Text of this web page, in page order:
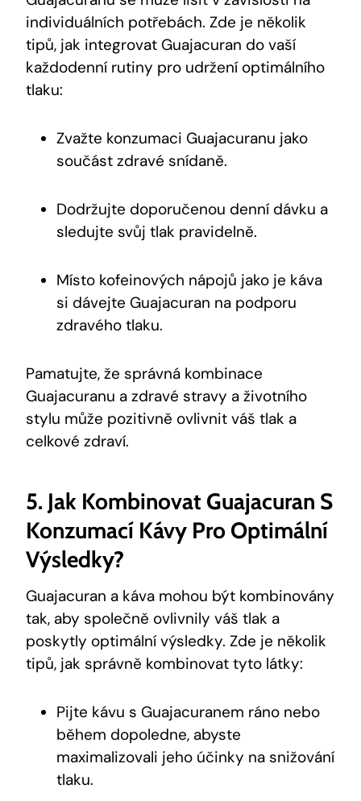
individuálních potřebách. Zde je několik
tipů, jak integrovat Guajacuran do vaší
každodenní rutiny pro udržení optimálního
tlaku:
Zvažte konzumaci Guajacuranu jako
součást zdravé snídaně.
Dodržujte doporučenou denní dávku a
sledujte svůj tlak pravidelně.
Místo kofeinových nápojů jako je káva
si dávejte Guajacuran na podporu
zdravého tlaku.
Pamatujte, že správná kombinace
Guajacuranu a zdravé stravy a životního
stylu může pozitivně ovlivnit váš tlak a
celkové zdraví.
5. Jak Kombinovat Guajacuran S
Konzumací Kávy Pro Optimální
Výsledky?
Guajacuran a káva mohou být kombinovány
tak, aby společně ovlivnily váš tlak a
poskytly optimální výsledky. Zde je několik
tipů, jak správně kombinovat tyto látky:
Pijte kávu s Guajacuranem ráno nebo
během dopoledne, abyste
maximalizovali jeho účinky na snižování
tlaku.